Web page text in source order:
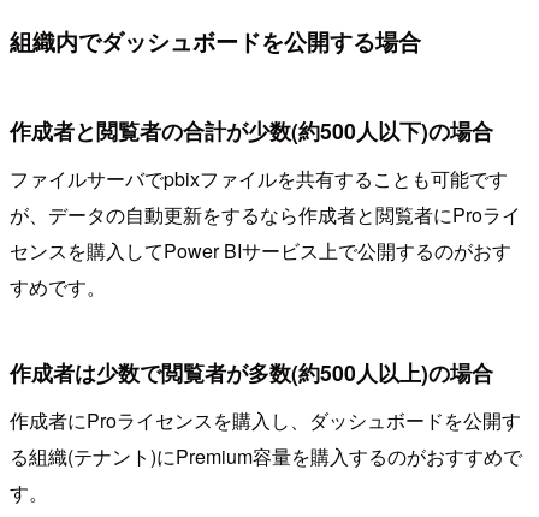
組織内でダッシュボードを公開する場合
作成者と閲覧者の合計が少数(約500人以下)の場合
ファイルサーバでpbixファイルを共有することも可能です
が、データの自動更新をするなら作成者と閲覧者にProライ
センスを購入してPower BIサービス上で公開するのがおす
すめです。
作成者は少数で閲覧者が多数(約500人以上)の場合
作成者にProライセンスを購入し、ダッシュボードを公開す
る組織(テナント)にPremium容量を購入するのがおすすめで
す。